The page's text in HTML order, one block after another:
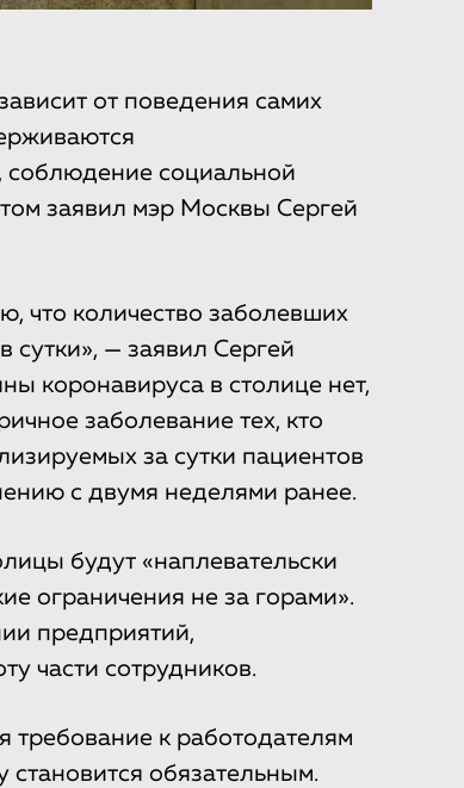
от поведения самих
соблюдение социальной
заявил мэр Москвы Сергей
что количество заболевших
сутки», — заявил Сергей
коронавируса в столице нет,
заболевание тех, кто
за сутки пациентов
с двумя неделями ранее.
будут «наплевательски
ограничения не за горами».
предприятий,
части сотрудников.
требование к работодателям
обязательным.